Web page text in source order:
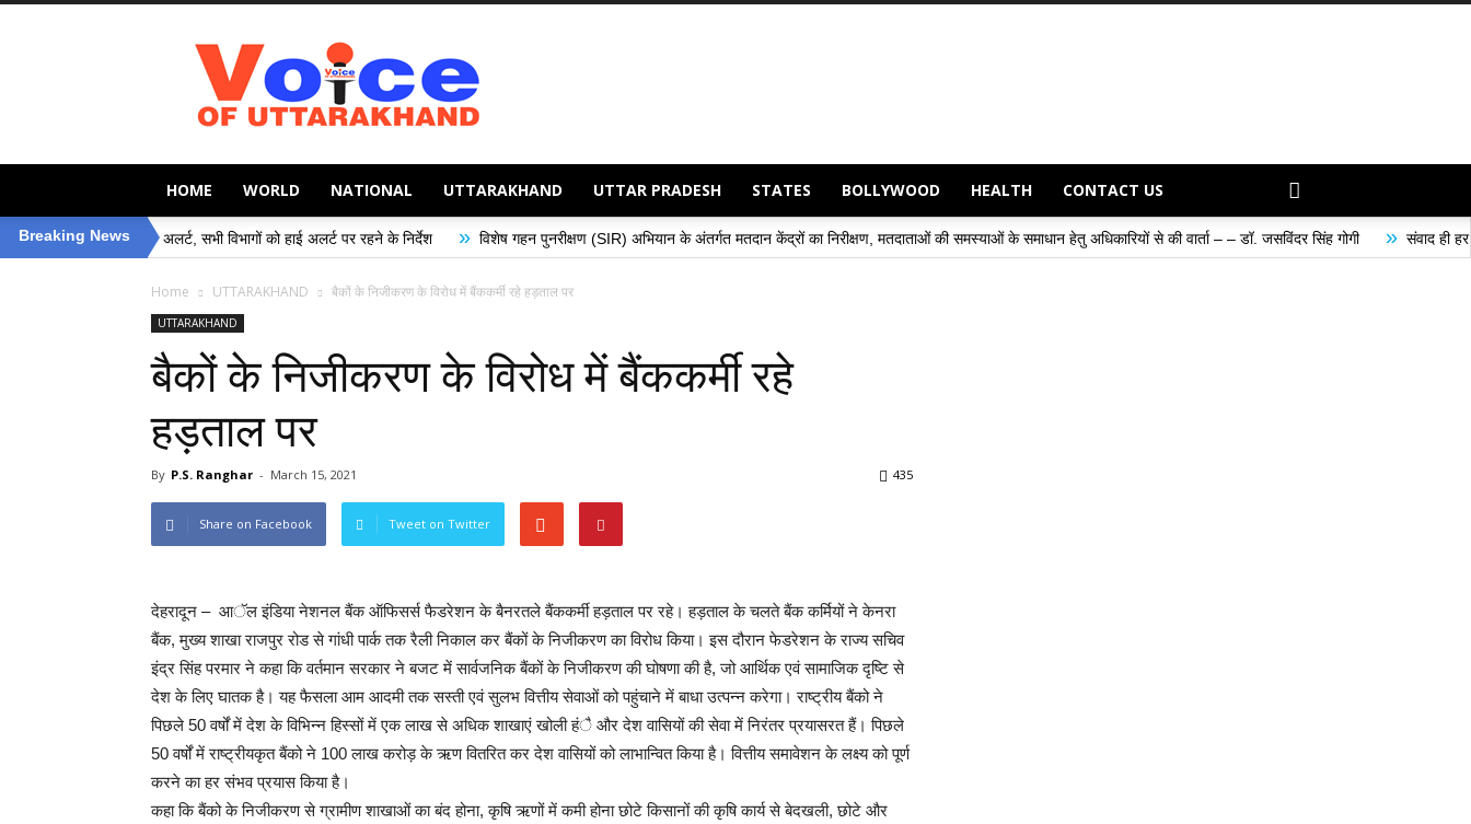
Voice
of
Uttarakhand
HOME WORLD NATIONAL UTTARAKHAND UTTAR PRADESH STATES BOLLYWOOD HEALTH CONTACT US
Breaking News
प्रशासन अलर्ट, सभी विभागों को हाई अलर्ट पर रहने के निर्देश » विशेष गहन पुनरीक्षण (SIR) अभियान के अंतर्गत मतदान केंद्रों का निरीक्षण, मतदाताओं की समस्याओं के समाधान हेतु अधिकारियों से की वार्ता – – डॉ. जसविंदर सिंह गोगी » संवाद ही हर समस्या के समाधान
Home UTTARAKHAND बैकों के निजीकरण के विरोध में बैंककर्मी रहे हड़ताल पर
UTTARAKHAND
बैकों के निजीकरण के विरोध में बैंककर्मी रहे
हड़ताल पर
By P.S. Ranghar - March 15, 2021 435
Share on Facebook Tweet on Twitter
देहरादून – आॅल इंडिया नेशनल बैंक ऑफिसर्स फैडरेशन के बैनरतले बैंककर्मी हड़ताल पर रहे। हड़ताल के चलते बैंक कर्मियों ने केनरा
बैंक, मुख्य शाखा राजपुर रोड से गांधी पार्क तक रैली निकाल कर बैंकों के निजीकरण का विरोध किया। इस दौरान फेडरेशन के राज्य सचिव
इंद्र सिंह परमार ने कहा कि वर्तमान सरकार ने बजट में सार्वजनिक बैंकों के निजीकरण की घोषणा की है, जो आर्थिक एवं सामाजिक दृष्टि से
देश के लिए घातक है। यह फैसला आम आदमी तक सस्ती एवं सुलभ वित्तीय सेवाओं को पहुंचाने में बाधा उत्पन्न करेगा। राष्ट्रीय बैंको ने
पिछले 50 वर्षों में देश के विभिन्न हिस्सों में एक लाख से अधिक शाखाएं खोली हंै और देश वासियों की सेवा में निरंतर प्रयासरत हैं। पिछले
50 वर्षों में राष्ट्रीयकृत बैंको ने 100 लाख करोड़ के ऋण वितरित कर देश वासियों को लाभान्वित किया है। वित्तीय समावेशन के लक्ष्य को पूर्ण
करने का हर संभव प्रयास किया है।
कहा कि बैंको के निजीकरण से ग्रामीण शाखाओं का बंद होना, कृषि ऋणों में कमी होना छोटे किसानों की कृषि कार्य से बेदखली, छोटे और